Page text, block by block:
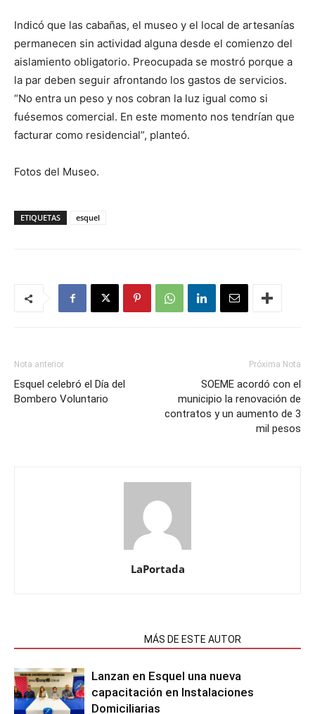
Indicó que las cabañas, el museo y el local de artesanías
permanecen sin actividad alguna desde el comienzo del
aislamiento obligatorio. Preocupada se mostró porque a
la par deben seguir afrontando los gastos de servicios.
“No entra un peso y nos cobran la luz igual como si
fuésemos comercial. En este momento nos tendrían que
facturar como residencial”, planteó.
Fotos del Museo.
ETIQUETAS esquel
Nota anterior
Esquel celebró el Día del
Bombero Voluntario
Próxima Nota
SOEME acordó con el
municipio la renovación de
contratos y un aumento de 3
mil pesos
LaPortada
MÁS DE ESTE AUTOR
Lanzan en Esquel una nueva
capacitación en Instalaciones
Domiciliarias